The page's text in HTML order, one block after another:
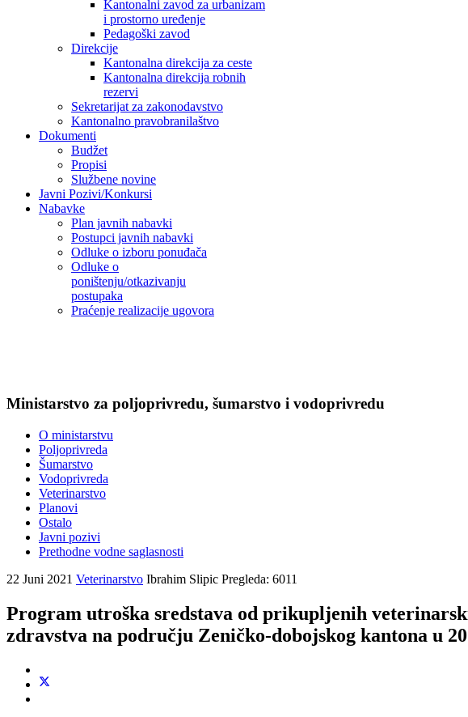
Kantonalni zavod za urbanizam
i prostorno uređenje
Pedagoški zavod
Direkcije
Kantonalna direkcija za ceste
Kantonalna direkcija robnih
rezervi
Sekretarijat za zakonodavstvo
Kantonalno pravobranilaštvo
Dokumenti
Budžet
Propisi
Službene novine
Javni Pozivi/Konkursi
Nabavke
Plan javnih nabavki
Postupci javnih nabavki
Odluke o izboru ponuđača
Odluke o
poništenju/otkazivanju
postupaka
Praćenje realizacije ugovora
Ministarstvo za poljoprivredu, šumarstvo i vodoprivredu
O ministarstvu
Poljoprivreda
Šumarstvo
Vodoprivreda
Veterinarstvo
Planovi
Ostalo
Javni pozivi
Prethodne vodne saglasnosti
22 Juni 2021 Veterinarstvo Ibrahim Slipic Pregleda: 6011
Program utroška sredstava od prikupljenih
zdravstva na području Zeničko-dobojskog kantona u